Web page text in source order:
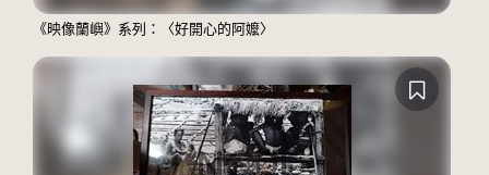
《映像蘭嶼》系列：〈好開心的阿嬤〉